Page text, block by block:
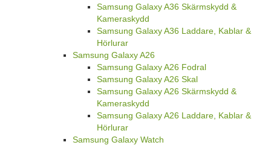
Samsung Galaxy A36 Skärmskydd &
Kameraskydd
Samsung Galaxy A36 Laddare, Kablar &
Hörlurar
Samsung Galaxy A26
Samsung Galaxy A26 Fodral
Samsung Galaxy A26 Skal
Samsung Galaxy A26 Skärmskydd &
Kameraskydd
Samsung Galaxy A26 Laddare, Kablar &
Hörlurar
Samsung Galaxy Watch